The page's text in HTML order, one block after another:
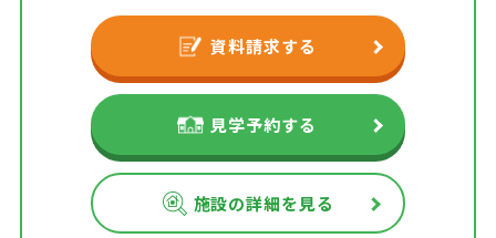
資料請求する
見学予約する
施設の詳細を見る